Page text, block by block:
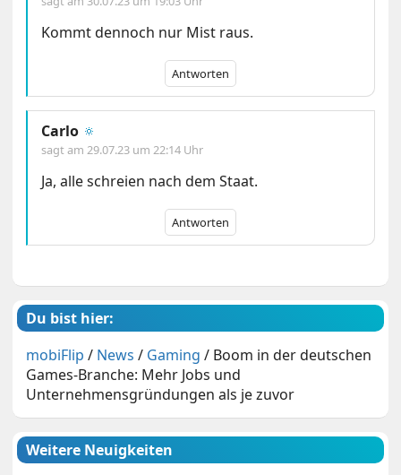
Kommt dennoch nur Mist raus.
Antworten
Carlo 🔅
sagt am29.07.23 um 22:14 Uhr
Ja, alle schreien nach dem Staat.
Antworten
Du bist hier:
mobiFlip / News / Gaming / Boom in der deutschen
Games-Branche: Mehr Jobs und
Unternehmensgründungen als je zuvor
Weitere Neuigkeiten